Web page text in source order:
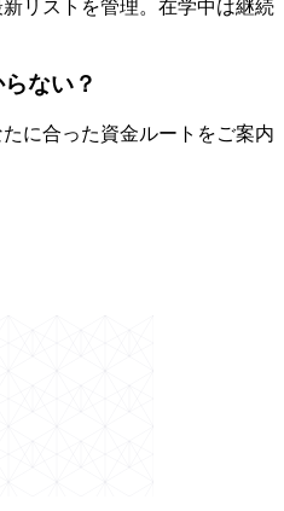
リストを管理。在学中は継続
ない？
に合った資金ルートをご案内